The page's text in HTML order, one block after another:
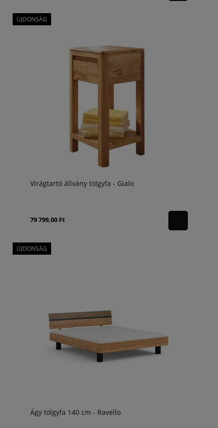
Virágtartó állvány tölgyfa - Gialo
79 799,00 Ft
ÚJDONSÁG
Ágy tölgyfa 140 cm - Ravello
ÚJDONSÁG